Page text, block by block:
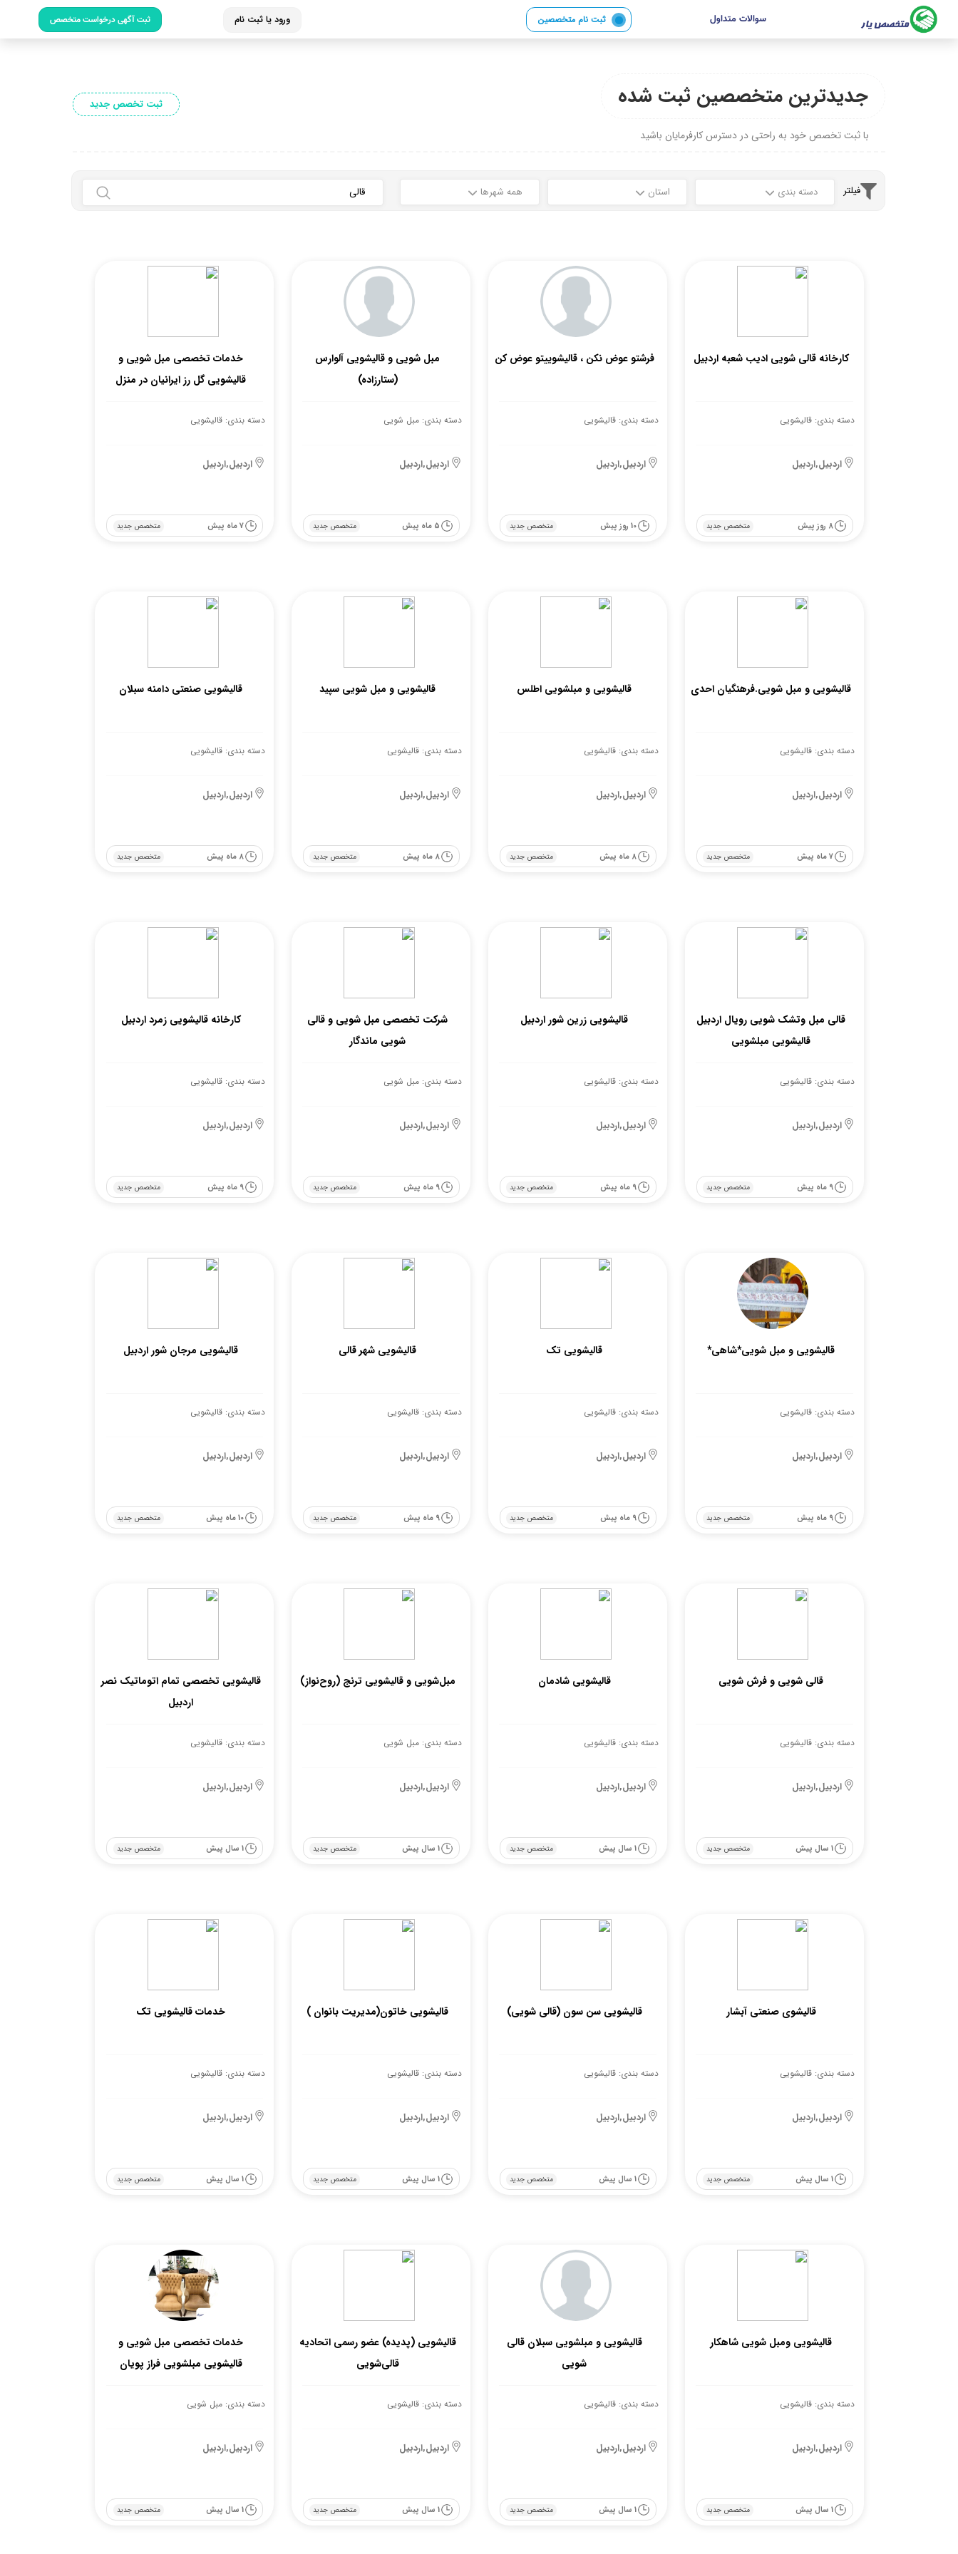
سوالات متداول ثبت نام متخصصین ثبت آگهی درخواست متخصص ورود یا ثبت نام
جدیدترین متخصصین ثبت شده ثبت تخصص جدید
با ثبت تخصص خود به راحتی در دسترس کارفرمایان باشید
فیلتر دسته بندی استان همه شهرها
کارخانه قالی شویی ادیب شعبه اردبیل
دسته بندی: قالیشویی
اردبیل,اردبیل
متخصص جدید 8 روز پیش
فرشتو عوض نکن ، قالیشوییتو عوض کن
دسته بندی: قالیشویی
اردبیل,اردبیل
متخصص جدید 10 روز پیش
مبل شویی و قالیشویی آلوارس
(ستارزاده)
دسته بندی: مبل شویی
اردبیل,اردبیل
متخصص جدید 5 ماه پیش
خدمات تخصصی مبل شویی و
قالیشویی گل رز ایرانیان در منزل
دسته بندی: قالیشویی
اردبیل,اردبیل
متخصص جدید 7 ماه پیش
قالیشویی و مبل شویی.فرهنگیان احدی
دسته بندی: قالیشویی
اردبیل,اردبیل
متخصص جدید 7 ماه پیش
قالیشویی‌ و مبلشویی اطلس
دسته بندی: قالیشویی
اردبیل,اردبیل
متخصص جدید 8 ماه پیش
قالیشویی و مبل شویی سپید
دسته بندی: قالیشویی
اردبیل,اردبیل
متخصص جدید 8 ماه پیش
قالیشویی صنعتی دامنه سبلان
دسته بندی: قالیشویی
اردبیل,اردبیل
متخصص جدید 8 ماه پیش
قالی مبل وتشک شویی رویال اردبیل
قالیشویی مبلشویی
دسته بندی: قالیشویی
اردبیل,اردبیل
متخصص جدید 9 ماه پیش
قالیشویی زرین شور اردبیل
دسته بندی: قالیشویی
اردبیل,اردبیل
متخصص جدید 9 ماه پیش
شرکت تخصصی مبل شویی و قالی
شویی ماندگار
دسته بندی: مبل شویی
اردبیل,اردبیل
متخصص جدید 9 ماه پیش
کارخانه قالیشویی زمرد اردبیل
دسته بندی: قالیشویی
اردبیل,اردبیل
متخصص جدید 9 ماه پیش
قالیشویی و مبل شویی*شاهی*
دسته بندی: قالیشویی
اردبیل,اردبیل
متخصص جدید 9 ماه پیش
قالیشویی تک
دسته بندی: قالیشویی
اردبیل,اردبیل
متخصص جدید 9 ماه پیش
قالیشویی شهر قالی
دسته بندی: قالیشویی
اردبیل,اردبیل
متخصص جدید 9 ماه پیش
قالیشویی مرجان شور اردبیل
دسته بندی: قالیشویی
اردبیل,اردبیل
متخصص جدید 10 ماه پیش
قالی شویی و فرش شویی
دسته بندی: قالیشویی
اردبیل,اردبیل
متخصص جدید 1 سال پیش
قالیشویی شادمان
دسته بندی: قالیشویی
اردبیل,اردبیل
متخصص جدید 1 سال پیش
مبل‌شویی و قالیشویی ترنج (روح‌نواز)
دسته بندی: مبل شویی
اردبیل,اردبیل
متخصص جدید 1 سال پیش
قالیشویی تخصصی تمام اتوماتیک نصر
اردبیل
دسته بندی: قالیشویی
اردبیل,اردبیل
متخصص جدید 1 سال پیش
قالیشوی صنعتی آبشار
دسته بندی: قالیشویی
اردبیل,اردبیل
متخصص جدید 1 سال پیش
قالیشویی سن سون (قالی شویی)
دسته بندی: قالیشویی
اردبیل,اردبیل
متخصص جدید 1 سال پیش
قالیشویی خاتون(مدیریت بانوان )
دسته بندی: قالیشویی
اردبیل,اردبیل
متخصص جدید 1 سال پیش
خدمات قالیشویی تک
دسته بندی: قالیشویی
اردبیل,اردبیل
متخصص جدید 1 سال پیش
قالیشویی ومبل شویی شاهکار
دسته بندی: قالیشویی
اردبیل,اردبیل
متخصص جدید 1 سال پیش
قالیشویی و مبلشویی سبلان قالی
شویی
دسته بندی: قالیشویی
اردبیل,اردبیل
متخصص جدید 1 سال پیش
قالیشویی (پدیده) عضو رسمی اتحادیه
قالی‌شویی
دسته بندی: قالیشویی
اردبیل,اردبیل
متخصص جدید 1 سال پیش
خدمات تخصصی مبل شویی و
قالیشویی مبلشویی فراز پویان
دسته بندی: مبل شویی
اردبیل,اردبیل
متخصص جدید 1 سال پیش